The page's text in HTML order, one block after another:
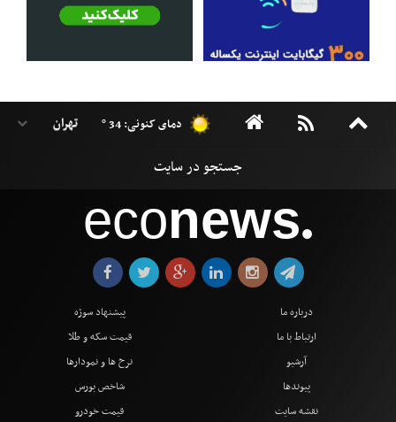
دمای کنونی: 34 °
econews●
درباره ما
ارتباط با ما
آرشیو
پیوندها
نقشه سایت
پیشنهاد سوژه
قیمت سکه و طلا
نرخ ها و نمودارها
شاخص بورس
قیمت خودرو